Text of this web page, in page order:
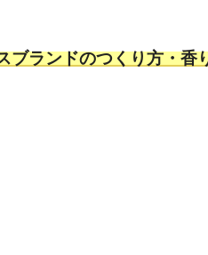
ブランドのつくり方・香